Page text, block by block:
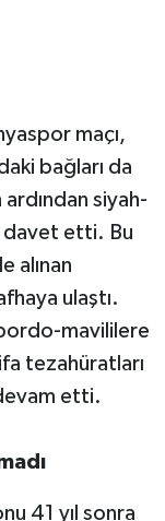
maçı,
bağları da
siyah-
davet etti. Bu
alınan
ulaştı.
mavililere
tezahüratları
etti.
41 yıl sonra